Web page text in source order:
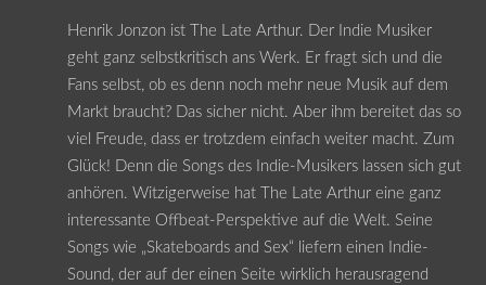
Henrik Jonzon ist The Late Arthur. Der Indie Musiker
geht ganz selbstkritisch ans Werk. Er fragt sich und die
Fans selbst, ob es denn noch mehr neue Musik auf dem
Markt braucht? Das sicher nicht. Aber ihm bereitet das so
viel Freude, dass er trotzdem einfach weiter macht. Zum
Glück! Denn die Songs des Indie-Musikers lassen sich gut
anhören. Witzigerweise hat The Late Arthur eine ganz
interessante Offbeat-Perspektive auf die Welt. Seine
Songs wie „Skateboards and Sex“ liefern einen Indie-
Sound, der auf der einen Seite wirklich herausragend